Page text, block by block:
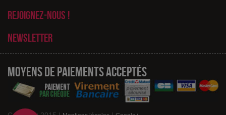
Rejoignez-nous !
Newsletter
Moyens de paiements acceptés